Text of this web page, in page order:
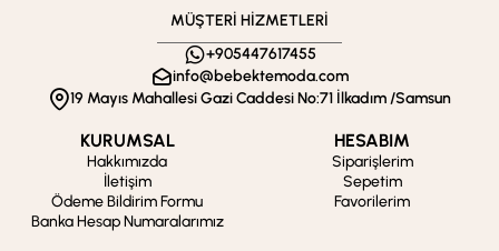
MÜŞTERİ HİZMETLERİ
+905447617455
info@bebektemoda.com
19 Mayıs Mahallesi Gazi Caddesi No:71 İlkadım /Samsun
KURUMSAL
Hakkımızda
İletişim
Ödeme Bildirim Formu
Banka Hesap Numaralarımız
HESABIM
Siparişlerim
Sepetim
Favorilerim